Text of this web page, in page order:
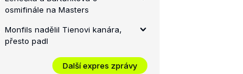
osmifinále na Masters
Monfils nadělil Tienovi kanára,
přesto padl
Další expres zprávy